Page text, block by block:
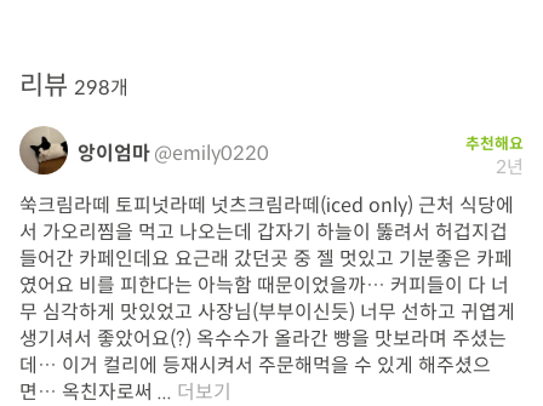
리뷰 298개
앙이엄마@emily0220 추천해요
2년
쑥크림라떼 토피넛라떼 넛츠크림라떼(iced only) 근처 식당에
서 가오리찜을 먹고 나오는데 갑자기 하늘이 뚫려서 허겁지겁
들어간 카페인데요 요근래 갔던곳 중 젤 멋있고 기분좋은 카페
였어요 비를 피한다는 아늑함 때문이었을까… 커피들이 다 너
무 심각하게 맛있었고 사장님(부부이신듯) 너무 선하고 귀엽게
생기셔서 좋았어요(?) 옥수수가 올라간 빵을 맛보라며 주셨는
데… 이거 컬리에 등재시켜서 주문해먹을 수 있게 해주셨으
면… 옥친자로써 ... 더보기